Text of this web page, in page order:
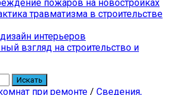
пожаров на новостройках
травматизма в строительстве
интерьеров
взгляд на строительство и
Искать
при ремонте / Сведения,